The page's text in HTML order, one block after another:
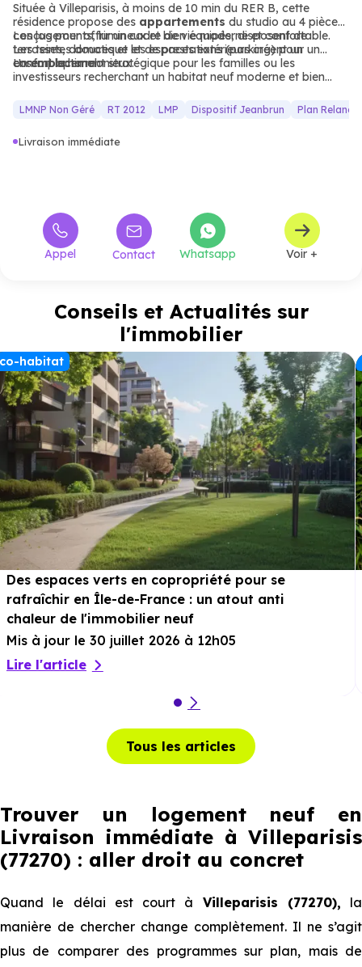
Située à Villeparisis, à moins de 10 min du RER B, cette
résidence propose des appartements du studio au 4 pièces,
conçus pour offrir un cadre de vie moderne et confortable.
Les teintes douces et les espaces extérieurs créent un
ensemble harmonieux.
Les logements, lumineux et bien équipés, disposent de
terrasses, domotique et de prestations (parking) pour un
confort optimal.
Un emplacement stratégique pour les familles ou les
investisseurs recherchant un habitat neuf moderne et bien
LMNP Non Géré RT 2012 LMP Dispositif Jeanbrun Plan
Livraison immédiate
Appel Contact Whatsapp Voir +
Conseils et Actualités sur
l'immobilier
habitat
Des espaces verts en copropriété pour se
rafraîchir en Île-de-France : un atout anti
chaleur de l'immobilier neuf
Mis à jour le 30 juillet 2026 à 12h05
Lire l'article
Tous les articles
Trouver un logement neuf en
Livraison immédiate à Villeparisis
(77270) : aller droit au concret
Quand le délai est court à Villeparisis (77270), la
manière de chercher change complètement. Il ne s’agit
plus de comparer des programmes sur plan, mais de